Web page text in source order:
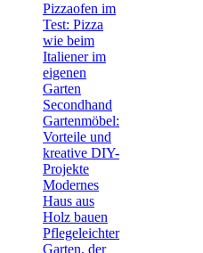
Pizzaofen im
Test: Pizza
wie beim
Italiener im
eigenen
Garten
Secondhand
Gartenmöbel:
Vorteile und
kreative DIY-
Projekte
Modernes
Haus aus
Holz bauen
Pflegeleichter
Garten, der